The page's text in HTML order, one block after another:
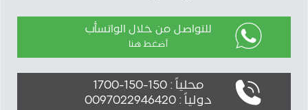
للتواصل من خلال الواتسأب
أضغط هنا
محلياً : 150-150-1700
دولياً : 0097022946420